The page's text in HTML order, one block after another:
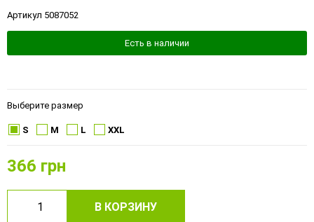
Артикул 5087052
Есть в наличии
Выберите размер
S M L XXL
366 грн
В КОРЗИНУ